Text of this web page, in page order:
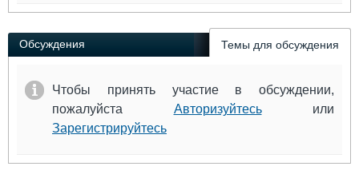
Обсуждения Темы для обсуждения
Чтобы принять участие в обсуждении,
пожалуйста Авторизуйтесьили
Зарегистрируйтесь